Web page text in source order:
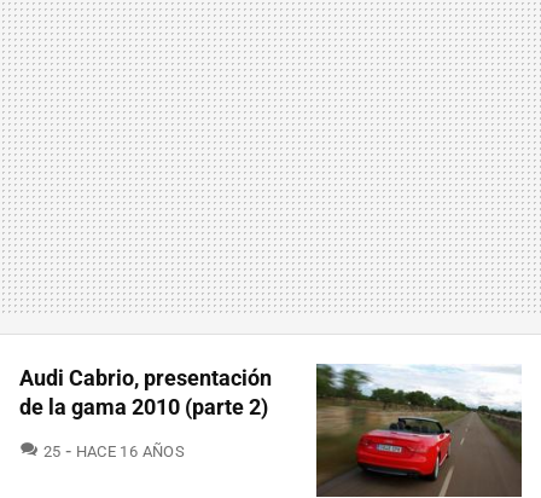
Audi Cabrio, presentación
de la gama 2010 (parte 2)
25 COMENTARIOS
HACE 16 AÑOS